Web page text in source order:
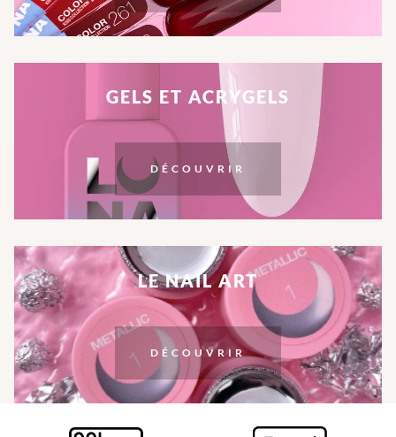
GELS ET ACRYGELS
DÉCOUVRIR
LE NAIL ART
DÉCOUVRIR